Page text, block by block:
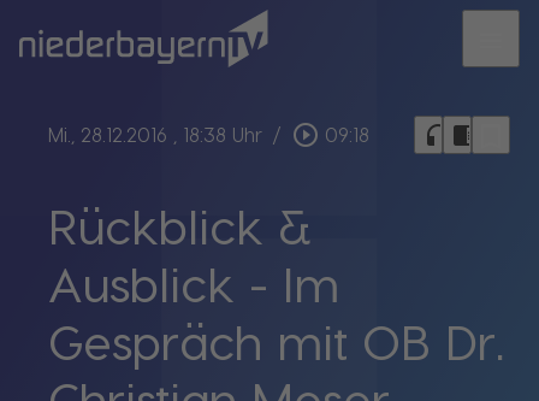
Mi., 28.12.2016 , 18:38 Uhr / play_circle_outline 09:18 headphones chrome_reader_mode
Rückblick &
Ausblick - Im
Gespräch mit OB Dr.